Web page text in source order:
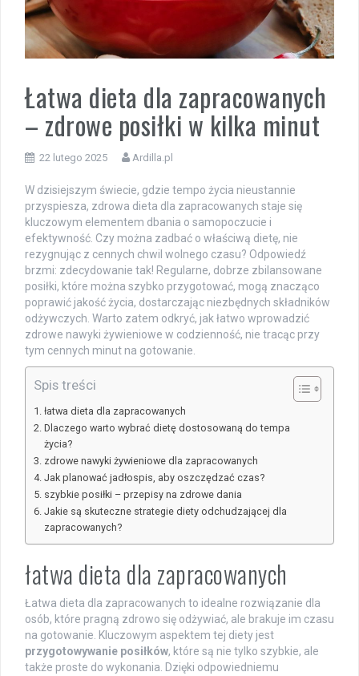
Łatwa dieta dla zapracowanych
– zdrowe posiłki w kilka minut
22 lutego 2025 Ardilla.pl
W dzisiejszym świecie, gdzie tempo życia nieustannie
przyspiesza, zdrowa dieta dla zapracowanych staje się
kluczowym elementem dbania o samopoczucie i
efektywność. Czy można zadbać o właściwą dietę, nie
rezygnując z cennych chwil wolnego czasu? Odpowiedź
brzmi: zdecydowanie tak! Regularne, dobrze zbilansowane
posiłki, które można szybko przygotować, mogą znacząco
poprawić jakość życia, dostarczając niezbędnych składników
odżywczych. Warto zatem odkryć, jak łatwo wprowadzić
zdrowe nawyki żywieniowe w codzienność, nie tracąc przy
tym cennych minut na gotowanie.
Spis treści
łatwa dieta dla zapracowanych
Dlaczego warto wybrać dietę dostosowaną do tempa
życia?
zdrowe nawyki żywieniowe dla zapracowanych
Jak planować jadłospis, aby oszczędzać czas?
szybkie posiłki – przepisy na zdrowe dania
Jakie są skuteczne strategie diety odchudzającej dla
zapracowanych?
łatwa dieta dla zapracowanych
Łatwa dieta dla zapracowanych to idealne rozwiązanie dla
osób, które pragną zdrowo się odżywiać, ale brakuje im czasu
na gotowanie. Kluczowym aspektem tej diety jest
przygotowywanie posiłków, które są nie tylko szybkie, ale
także proste do wykonania. Dzięki odpowiedniemu